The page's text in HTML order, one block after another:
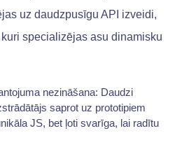
uz daudzpusīgu API izveidi,
specializējas asu dinamisku
nezināšana: Daudzi
saprot uz prototipiem
JS, bet ļoti svarīga, lai radītu